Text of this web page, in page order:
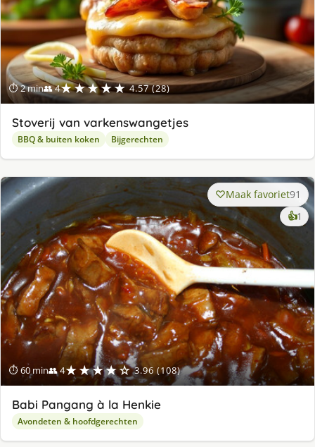
⏱ 2 min👥 4★★★★★ 4.57 (28)
Stoverij van varkenswangetjes
BBQ & buiten koken Bijgerechten
⏱ 60 min👥 4★★★★☆ 3.96 (108)
Maak favoriet91
👍1
Babi Pangang à la Henkie
Avondeten & hoofdgerechten